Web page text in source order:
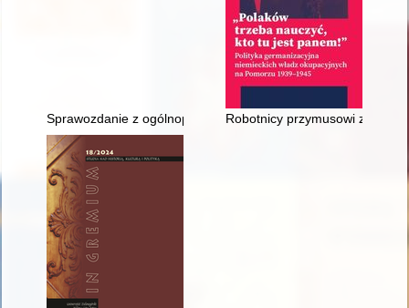
Sprawozdanie z ogólnopolskiej konferencji naukowej "Kobiety
Robotnicy przymusowi z